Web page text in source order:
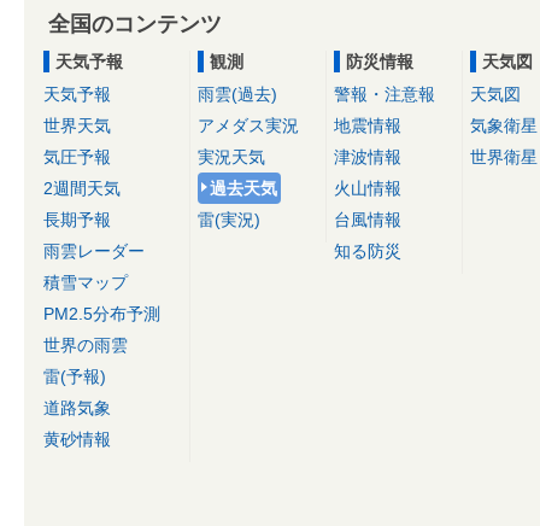
全国のコンテンツ
天気予報
天気予報
世界天気
気圧予報
2週間天気
長期予報
雨雲レーダー
積雪マップ
PM2.5分布予測
世界の雨雲
雷(予報)
道路気象
黄砂情報
観測
雨雲(過去)
アメダス実況
実況天気
過去天気
雷(実況)
防災情報
警報・注意報
地震情報
津波情報
火山情報
台風情報
知る防災
天気図
天気図
気象衛星
世界衛星